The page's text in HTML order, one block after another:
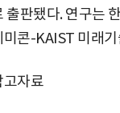
출판됐다. 연구는
미콘-KAIST 미래
고자료